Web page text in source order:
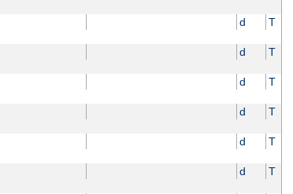
d T
d T
d T
d T
d T
d T